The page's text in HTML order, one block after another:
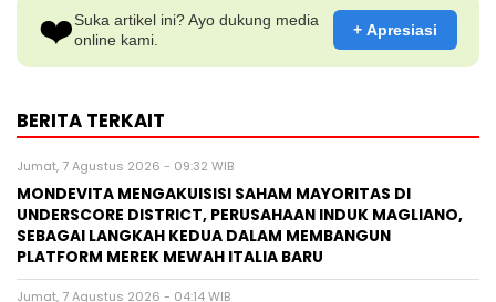
❤️Suka artikel ini? Ayo dukung media
online kami.
+ Apresiasi
BERITA TERKAIT
Jumat, 7 Agustus 2026 - 09:32 WIB
MONDEVITA MENGAKUISISI SAHAM MAYORITAS DI
UNDERSCORE DISTRICT, PERUSAHAAN INDUK MAGLIANO,
SEBAGAI LANGKAH KEDUA DALAM MEMBANGUN
PLATFORM MEREK MEWAH ITALIA BARU
Jumat, 7 Agustus 2026 - 04:14 WIB